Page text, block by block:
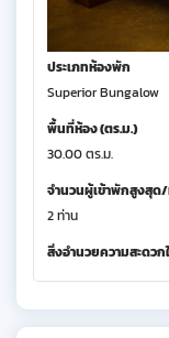
ประเภทห้องพัก
Superior Bungalow
พื้นที่ห้อง (ตร.ม.)
30.00 ตร.ม.
จำนวนผู้เข้าพักสูงสุด
2 ท่าน
สิ่งอำนวยความสะดว